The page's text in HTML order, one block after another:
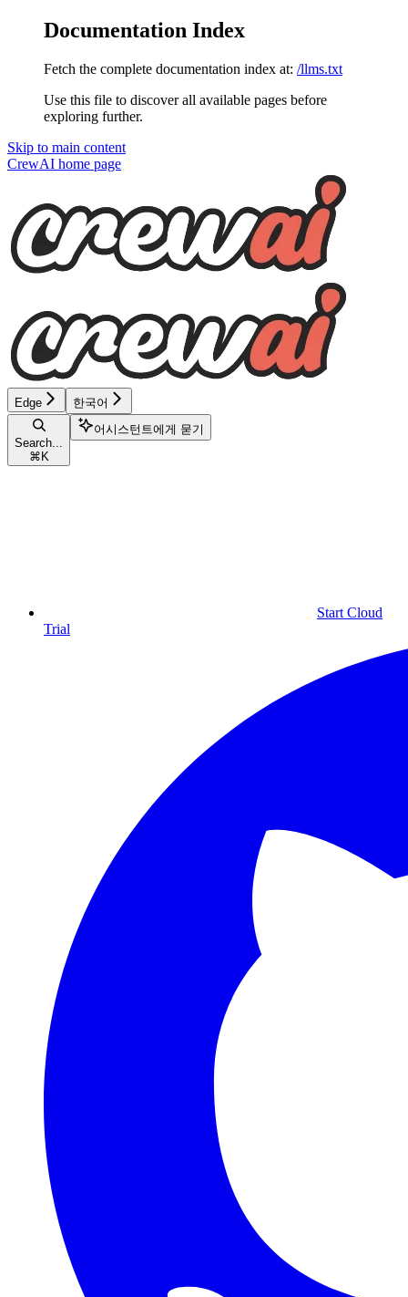
Documentation Index
Fetch the complete documentation index at: /llms.txt
Use this file to discover all available pages before
exploring further.
Skip to main content
CrewAI home page
Edge 한국어
Search...
⌘ K
어시스턴트에게 묻기
Start Cloud
Trial